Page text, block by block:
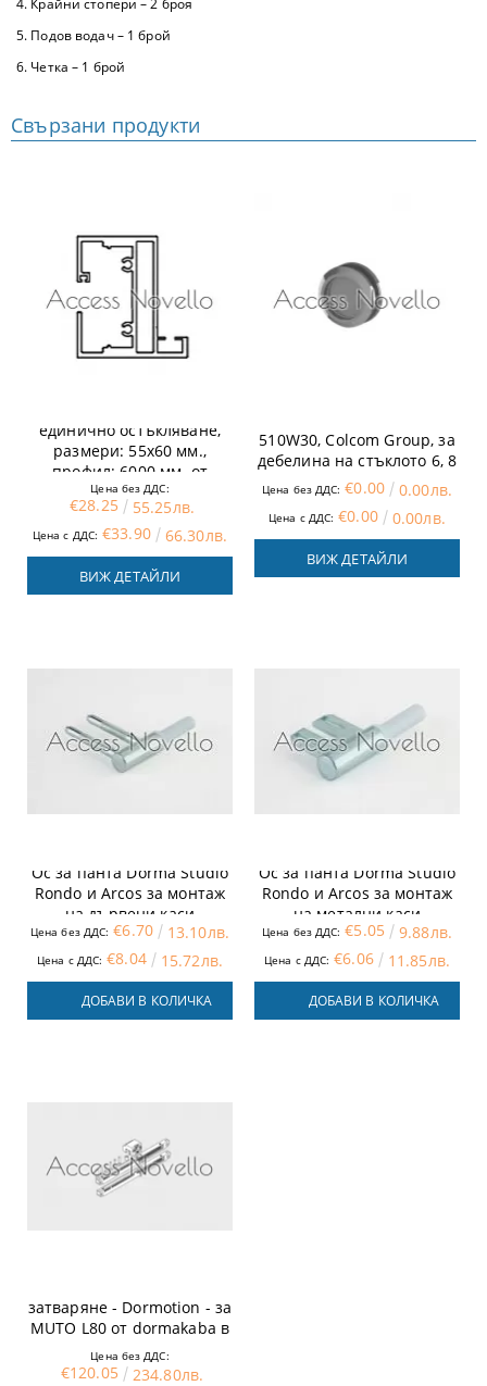
4. Крайни стопери – 2 броя
5. Подов водач – 1 брой
6. Четка – 1 брой
Свързани продукти
единично остъкляване,
размери: 55х60 мм.,
профил: 6000 мм. от
Doormax в Аксес Новело
Цена без ДДС:
€28.25 55.25лв.
Цена с ДДС: €33.90 66.30лв.
ВИЖ ДЕТАЙЛИ
510W30, Colcom Group, за
дебелина на стъклото 6, 8
и 10 mm
Цена без ДДС: €0.00 0.00лв.
Цена с ДДС: €0.00 0.00лв.
ВИЖ ДЕТАЙЛИ
Ос за панта Dorma Studio
Rondo и Arcos за монтаж
на дървени каси
Цена без ДДС: €6.70 13.10лв.
Цена с ДДС: €8.04 15.72лв.
ДОБАВИ В КОЛИЧКА
Ос за панта Dorma Studio
Rondo и Arcos за монтаж
на метални каси
Цена без ДДС: €5.05 9.88лв.
Цена с ДДС: €6.06 11.85лв.
ДОБАВИ В КОЛИЧКА
затваряне - Dormоtion - за
MUTO L80 от dormakaba в
Аксес Новело
Цена без ДДС:
€120.05 234.80лв.